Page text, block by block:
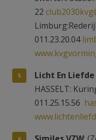
22
011.23.20.04
Licht En Liefde
HASSELT:
011.25.15.56